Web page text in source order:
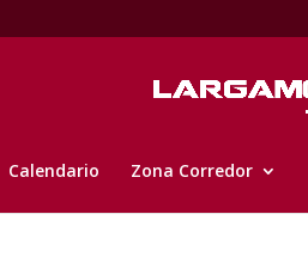
Calendario Zona Corredor